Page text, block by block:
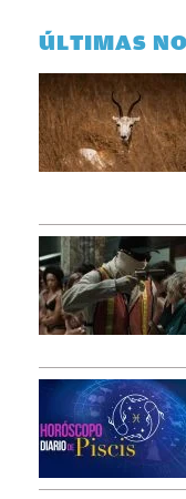
ÚLTIMAS